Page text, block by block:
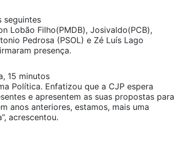
seguintes
Lobão Filho(PMDB), Josivaldo(PCB),
Pedrosa (PSOL) e Zé Luís Lago
presença.
15 minutos
Política. Enfatizou que a CJP espera
e apresentem as suas propostas para
anos anteriores, estamos, mais uma
acrescentou.